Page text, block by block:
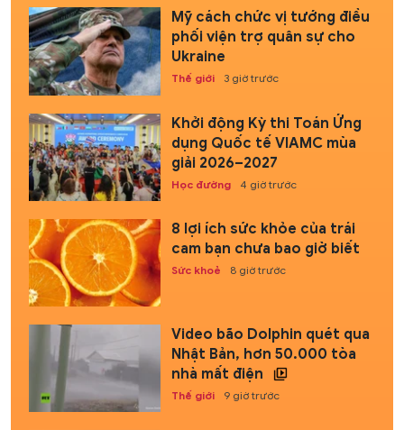
Mỹ cách chức vị tướng điều
phối viện trợ quân sự cho
Ukraine
Thế giới 3 giờ trước
Khởi động Kỳ thi Toán Ứng
dụng Quốc tế VIAMC mùa
giải 2026–2027
Học đường 4 giờ trước
8 lợi ích sức khỏe của trái
cam bạn chưa bao giờ biết
Sức khoẻ 8 giờ trước
Video bão Dolphin quét qua
Nhật Bản, hơn 50.000 tòa
nhà mất điện
Thế giới 9 giờ trước